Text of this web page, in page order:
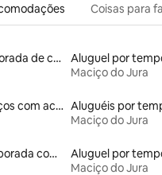
Coisas para
Aluguel por temporada de casebres
Maciço do Jura
Aluguéis de espaços com acesso direto a pistas de esqui
Maciço do Jura
Aluguéis por temporada com cama de altura acessível
Maciço do Jura